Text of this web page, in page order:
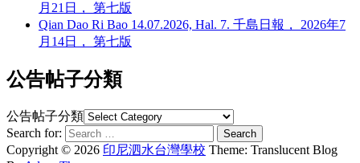
月21日， 第七版
Qian Dao Ri Bao 14.07.2026, Hal. 7. 千島日報， 2026年7
月14日， 第七版
公告帖子分類
公告帖子分類
Search for:
Copyright © 2026 印尼泗水台灣學校 Theme: Translucent Blog